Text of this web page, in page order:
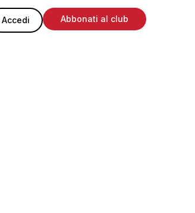
Accedi Abbonati al club